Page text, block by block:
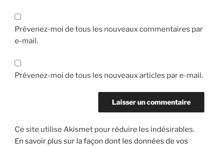
Prévenez-moi de tous les nouveaux commentaires par
e-mail.
Prévenez-moi de tous les nouveaux articles par e-mail.
Ce site utilise Akismet pour réduire les indésirables.
En savoir plus sur la façon dont les données de vos